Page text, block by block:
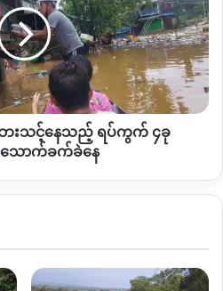
ဘေးသင့်နေသည့် ရပ်ကွက် ၄ခု
ောက်ခက်ခဲနေ